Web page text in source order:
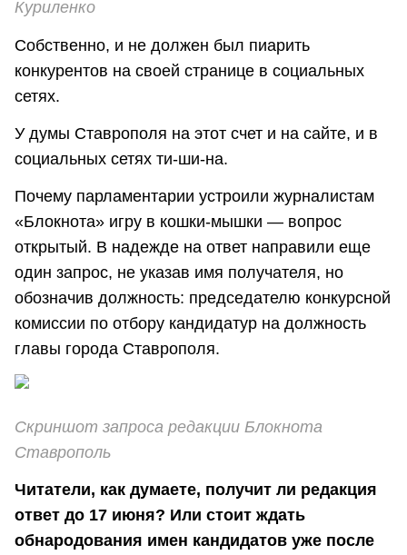
Куриленко
Собственно, и не должен был пиарить
конкурентов на своей странице в социальных
сетях.
У думы Ставрополя на этот счет и на сайте, и в
социальных сетях ти-ши-на.
Почему парламентарии устроили журналистам
«Блокнота» игру в кошки-мышки — вопрос
открытый. В надежде на ответ направили еще
один запрос, не указав имя получателя, но
обозначив должность: председателю конкурсной
комиссии по отбору кандидатур на должность
главы города Ставрополя.
Скриншот запроса редакции Блокнота
Ставрополь
Читатели, как думаете, получит ли редакция
ответ до 17 июня? Или стоит ждать
обнародования имен кандидатов уже после